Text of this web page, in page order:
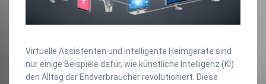
Virtuelle Assistenten und intelligente Heimgeräte sind
nur einige Beispiele dafür, wie künstliche Intelligenz (KI)
den Alltag der Endverbraucher revolutioniert. Diese